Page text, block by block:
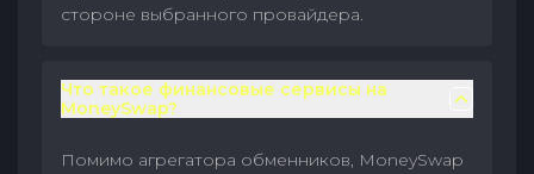
стороне выбранного провайдера.
Что такое финансовые сервисы на
MoneySwap?
Помимо агрегатора обменников, MoneySwap